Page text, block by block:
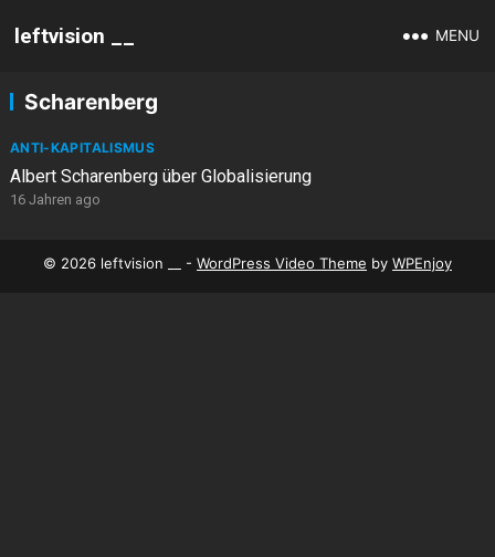
leftvision __ MENU
Scharenberg
ANTI-KAPITALISMUS
Albert Scharenberg über Globalisierung
16 Jahren ago
© 2026 leftvision __ - WordPress Video Theme by WPEnjoy